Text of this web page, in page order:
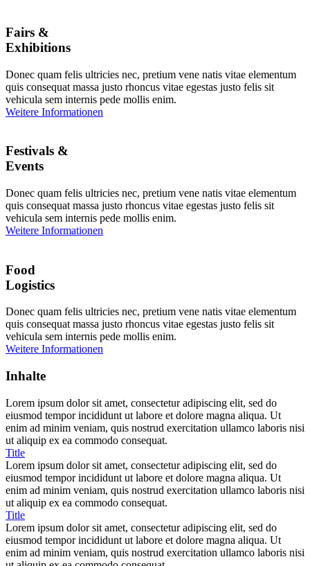
Fairs &
Exhibitions
Donec quam felis ultricies nec, pretium vene natis vitae elementum
quis consequat massa justo rhoncus vitae egestas justo felis sit
vehicula sem internis pede mollis enim.
Weitere Informationen
Festivals &
Events
Donec quam felis ultricies nec, pretium vene natis vitae elementum
quis consequat massa justo rhoncus vitae egestas justo felis sit
vehicula sem internis pede mollis enim.
Weitere Informationen
Food
Logistics
Donec quam felis ultricies nec, pretium vene natis vitae elementum
quis consequat massa justo rhoncus vitae egestas justo felis sit
vehicula sem internis pede mollis enim.
Weitere Informationen
Inhalte
Lorem ipsum dolor sit amet, consectetur adipiscing elit, sed do
eiusmod tempor incididunt ut labore et dolore magna aliqua. Ut
enim ad minim veniam, quis nostrud exercitation ullamco laboris nisi
ut aliquip ex ea commodo consequat.
Title
Lorem ipsum dolor sit amet, consectetur adipiscing elit, sed do
eiusmod tempor incididunt ut labore et dolore magna aliqua. Ut
enim ad minim veniam, quis nostrud exercitation ullamco laboris nisi
ut aliquip ex ea commodo consequat.
Title
Lorem ipsum dolor sit amet, consectetur adipiscing elit, sed do
eiusmod tempor incididunt ut labore et dolore magna aliqua. Ut
enim ad minim veniam, quis nostrud exercitation ullamco laboris nisi